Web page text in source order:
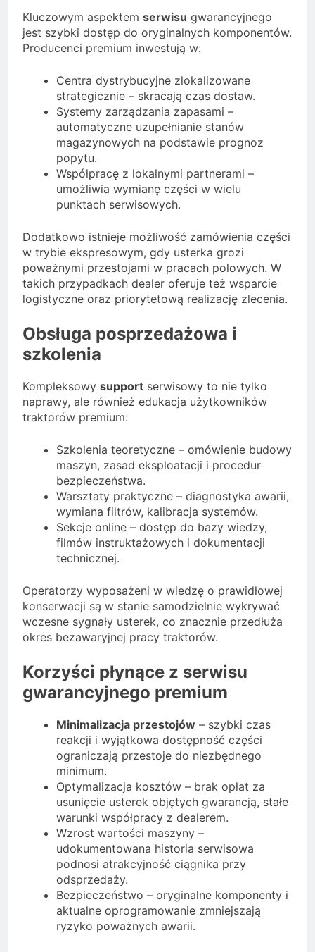
Kluczowym aspektem serwisu gwarancyjnego
jest szybki dostęp do oryginalnych komponentów.
Producenci premium inwestują w:
Centra dystrybucyjne zlokalizowane
strategicznie – skracają czas dostaw.
Systemy zarządzania zapasami –
automatyczne uzupełnianie stanów
magazynowych na podstawie prognoz
popytu.
Współpracę z lokalnymi partnerami –
umożliwia wymianę części w wielu
punktach serwisowych.
Dodatkowo istnieje możliwość zamówienia części
w trybie ekspresowym, gdy usterka grozi
poważnymi przestojami w pracach polowych. W
takich przypadkach dealer oferuje też wsparcie
logistyczne oraz priorytetową realizację zlecenia.
Obsługa posprzedażowa i
szkolenia
Kompleksowy support serwisowy to nie tylko
naprawy, ale również edukacja użytkowników
traktorów premium:
Szkolenia teoretyczne – omówienie budowy
maszyn, zasad eksploatacji i procedur
bezpieczeństwa.
Warsztaty praktyczne – diagnostyka awarii,
wymiana filtrów, kalibracja systemów.
Sekcje online – dostęp do bazy wiedzy,
filmów instruktażowych i dokumentacji
technicznej.
Operatorzy wyposażeni w wiedzę o prawidłowej
konserwacji są w stanie samodzielnie wykrywać
wczesne sygnały usterek, co znacznie przedłuża
okres bezawaryjnej pracy traktorów.
Korzyści płynące z serwisu
gwarancyjnego premium
Minimalizacja przestojów – szybki czas
reakcji i wyjątkowa dostępność części
ograniczają przestoje do niezbędnego
minimum.
Optymalizacja kosztów – brak opłat za
usunięcie usterek objętych gwarancją, stałe
warunki współpracy z dealerem.
Wzrost wartości maszyny –
udokumentowana historia serwisowa
podnosi atrakcyjność ciągnika przy
odsprzedaży.
Bezpieczeństwo – oryginalne komponenty i
aktualne oprogramowanie zmniejszają
ryzyko poważnych awarii.